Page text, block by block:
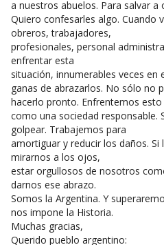
a nuestros abuelos. Para salvar a
Quiero confesarles algo. Cuando
obreros, trabajadores,
profesionales, personal
enfrentar esta
situación, innumerables veces en
ganas de abrazarlos. No sólo no
hacerlo pronto. Enfrentemos esto
como una sociedad responsable.
golpear. Trabajemos para
amortiguar y reducir los daños.
mirarnos a los ojos,
estar orgullosos de nosotros
darnos ese abrazo.
Somos la Argentina. Y
nos impone la Historia.
Muchas gracias,
Querido pueblo argentino: